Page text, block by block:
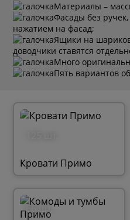
Материалы –
Фасады без
нажатием на фасад;
Ящики на
доводчики ставятся
Много
Пять вариантов
Кровати Примо
66 шт.